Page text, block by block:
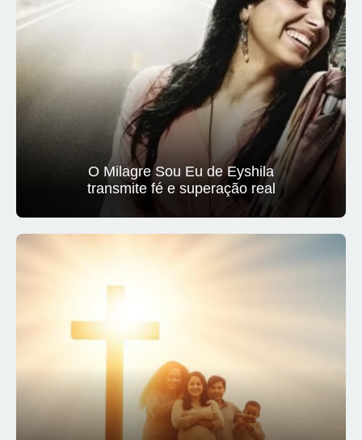
O Milagre Sou Eu de Eyshila
transmite fé e superação real